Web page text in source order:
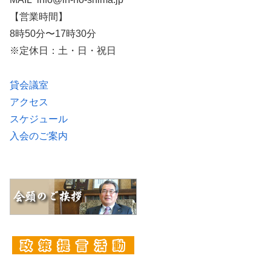
【営業時間】
8時50分〜17時30分
※定休日：土・日・祝日
貸会議室
アクセス
スケジュール
入会のご案内